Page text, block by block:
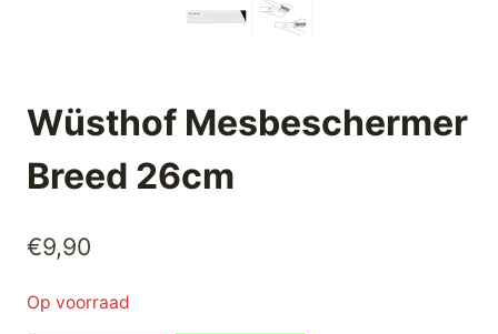
Wüsthof Mesbeschermer
Breed 26cm
€9,90
Op voorraad